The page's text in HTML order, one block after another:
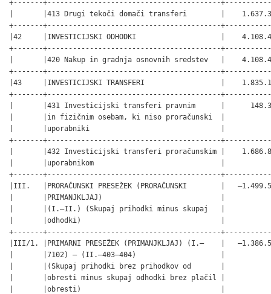
+-------+-----------------------------------------
|       |413 Drugi tekoči domači transferi        |
+-------+-----------------------------------------
|42     |INVESTICIJSKI ODHODKI                    |
+-------+-----------------------------------------
|       |420 Nakup in gradnja osnovnih sredstev   |
+-------+-----------------------------------------
|43     |INVESTICIJSKI TRANSFERI                  |
+-------+-----------------------------------------
|       |431 Investicijski transferi pravnim      |
|       |in fizičnim osebam, ki niso proračunski  |
|       |uporabniki                               |
+-------+-----------------------------------------
|       |432 Investicijski transferi proračunskim |
|       |uporabnikom                              |
+-------+-----------------------------------------
|III.   |PRORAČUNSKI PRESEŽEK (PRORAČUNSKI        |
|       |PRIMANJKLJAJ)                            |
|       |(I.–II.) (Skupaj prihodki minus skupaj   |
|       |odhodki)                                 |
+-------+-----------------------------------------
|III/1. |PRIMARNI PRESEŽEK (PRIMANJKLJAJ) (I.–    |
|       |7102) – (II.–403–404)                    |
|       |(Skupaj prihodki brez prihodkov od       |
|       |obresti minus skupaj odhodki brez plačil |
|       |obresti)                                 |